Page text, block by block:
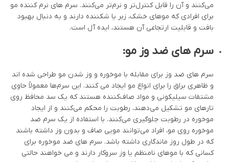
می‌کنند و آن را قابل کنترل‌تر و نرم‌تر می‌کنند. سرم های نرم کننده مو
برای افرادی که موهای خشک، زبر یا شکننده دارند و به دنبال بهبود
بافت و قابلیت ارتجاعی آن هستند، ایده آل است.
سرم های ضد وز مو:
سرم های ضد وز برای مقابله با موخوره و وز شدن مو طراحی شده اند
و ظاهری براق را برای انواع مو ایجاد می کنند. این سرم‌ها معمولاً حاوی
مشتقات سیلیکونی و مواد صاف‌کننده هستند که یک سد محافظ روی
تارهای مو تشکیل می‌دهند، رطوبت را محکم می‌کنند و از ایجاد
موخوره در رطوبت جلوگیری می‌کنند. با استفاده از یک سرم ضد
موخوره روی مو، افراد می‌توانند مویی صاف و بدون وز داشته باشند
که در طول روز ماندگاری داشته باشد. سرم های ضد موخوره برای
کسانی که با موهای نامنظم یا وز سروکار دارند و می خواهند حالتی